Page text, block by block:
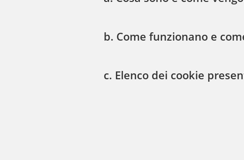
b. Come funzionano e
c. Elenco dei cookie